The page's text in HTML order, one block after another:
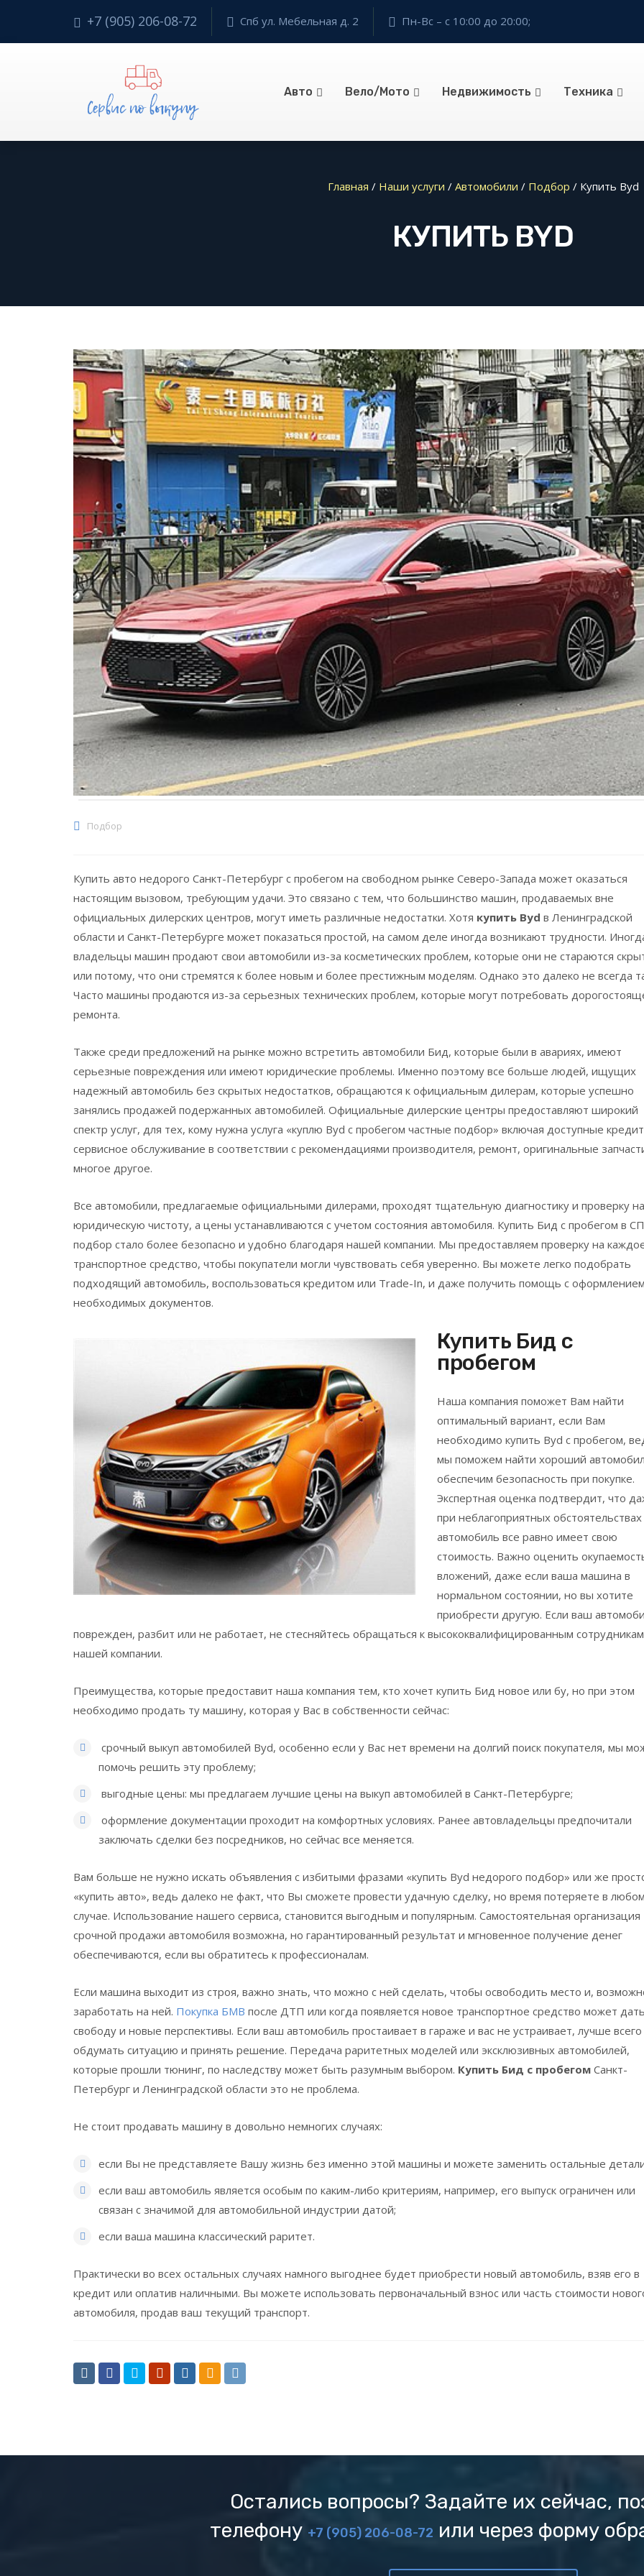
+7 (905) 206-08-72 Спб ул. Мебельная д. 2 Пн-Вс – с 10:00 до 20:00;
Авто Вело/Мото Недвижимость Техника
Главная / Наши услуги / Автомобили / Подбор / Купить Byd
КУПИТЬ BYD
Подбор
Купить авто недорого Санкт-Петербург с пробегом на свободном рынке Северо-Запада может оказаться
настоящим вызовом, требующим удачи. Это связано с тем, что большинство машин, продаваемых вне
официальных дилерских центров, могут иметь различные недостатки. Хотя купить Byd в Ленинградской
области и Санкт-Петербурге может показаться простой, на самом деле иногда возникают трудности.
владельцы машин продают свои автомобили из-за косметических проблем, которые они не стараются
или потому, что они стремятся к более новым и более престижным моделям. Однако это далеко не всегда
Часто машины продаются из-за серьезных технических проблем, которые могут потребовать
ремонта.
Также среди предложений на рынке можно встретить автомобили Бид, которые были в авариях, имеют
серьезные повреждения или имеют юридические проблемы. Именно поэтому все больше людей, ищущих
надежный автомобиль без скрытых недостатков, обращаются к официальным дилерам, которые успешно
занялись продажей подержанных автомобилей. Официальные дилерские центры предоставляют широкий
спектр услуг, для тех, кому нужна услуга «куплю Byd с пробегом частные подбор» включая доступные
сервисное обслуживание в соответствии с рекомендациями производителя, ремонт, оригинальные
многое другое.
Все автомобили, предлагаемые официальными дилерами, проходят тщательную диагностику и проверку на
юридическую чистоту, а цены устанавливаются с учетом состояния автомобиля. Купить Бид с пробегом в
подбор стало более безопасно и удобно благодаря нашей компании. Мы предоставляем проверку на
транспортное средство, чтобы покупатели могли чувствовать себя уверенно. Вы можете легко подобрать
подходящий автомобиль, воспользоваться кредитом или Trade-In, и даже получить помощь с оформлением
необходимых документов.
Купить Бид с
пробегом
Наша компания поможет Вам найти
оптимальный вариант, если Вам
необходимо купить Byd с пробегом,
мы поможем найти хороший
обеспечим безопасность при покупке.
Экспертная оценка подтвердит, что
при неблагоприятных
автомобиль все равно имеет свою
стоимость. Важно оценить
вложений, даже если ваша машина в
нормальном состоянии, но вы хотите
приобрести другую. Если ваш
поврежден, разбит или не работает, не стесняйтесь обращаться к высококвалифицированным сотрудникам
нашей компании.
Преимущества, которые предоставит наша компания тем, кто хочет купить Бид новое или бу, но при этом
необходимо продать ту машину, которая у Вас в собственности сейчас:
срочный выкуп автомобилей Byd, особенно если у Вас нет времени на долгий поиск покупателя, мы
помочь решить эту проблему;
выгодные цены: мы предлагаем лучшие цены на выкуп автомобилей в Санкт-Петербурге;
оформление документации проходит на комфортных условиях. Ранее автовладельцы предпочитали
заключать сделки без посредников, но сейчас все меняется.
Вам больше не нужно искать объявления с избитыми фразами «купить Byd недорого подбор» или же
«купить авто», ведь далеко не факт, что Вы сможете провести удачную сделку, но время потеряете в любом
случае. Использование нашего сервиса, становится выгодным и популярным. Самостоятельная организация
срочной продажи автомобиля возможна, но гарантированный результат и мгновенное получение денег
обеспечиваются, если вы обратитесь к профессионалам.
Если машина выходит из строя, важно знать, что можно с ней сделать, чтобы освободить место и,
заработать на ней. Покупка БМВ после ДТП или когда появляется новое транспортное средство может
свободу и новые перспективы. Если ваш автомобиль простаивает в гараже и вас не устраивает, лучше всего
обдумать ситуацию и принять решение. Передача раритетных моделей или эксклюзивных автомобилей,
которые прошли тюнинг, по наследству может быть разумным выбором. Купить Бид с пробегом Санкт-
Петербург и Ленинградской области это не проблема.
Не стоит продавать машину в довольно немногих случаях:
если Вы не представляете Вашу жизнь без именно этой машины и можете заменить остальные
если ваш автомобиль является особым по каким-либо критериям, например, его выпуск ограничен или
связан с значимой для автомобильной индустрии датой;
если ваша машина классический раритет.
Практически во всех остальных случаях намного выгоднее будет приобрести новый автомобиль, взяв его в
кредит или оплатив наличными. Вы можете использовать первоначальный взнос или часть стоимости
автомобиля, продав ваш текущий транспорт.
Остались вопросы? Задайте их сейчас,
телефону +7 (905) 206-08-72 или через форму